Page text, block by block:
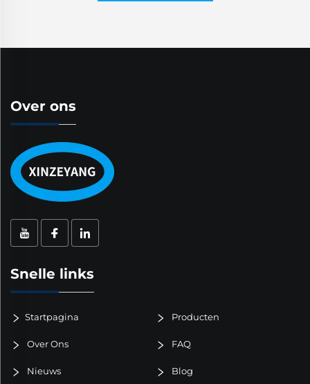
Over ons
Snelle links
Startpagina Producten
Over Ons FAQ
Nieuws Blog